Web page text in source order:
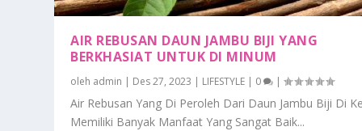
AIR REBUSAN DAUN JAMBU BIJI YANG
BERKHASIAT UNTUK DI MINUM
oleh admin | Des 27, 2023 | LIFESTYLE | 0 |
Air Rebusan Yang Di Peroleh Dari Daun Jambu Biji Di
Memiliki Banyak Manfaat Yang Sangat Baik...